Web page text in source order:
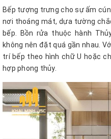
Bếp tượng trưng cho sự ấm
nơi thoáng mát, dựa tường
bếp. Bồn rửa thuộc hành
không nên đặt quá gần nhau.
trí bếp theo hình chữ U hoặc
hợp phong thủy.